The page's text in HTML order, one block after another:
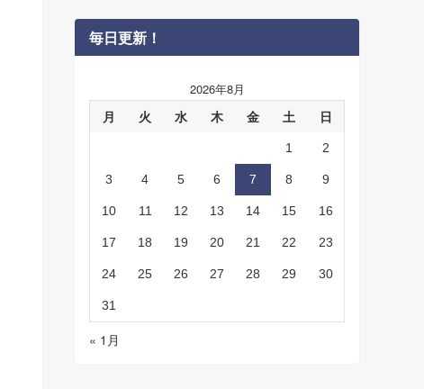
毎日更新！
2026年8月
月 火 水 木 金 土 日
1 2
3 4 5 6 7 8 9
10 11 12 13 14 15 16
17 18 19 20 21 22 23
24 25 26 27 28 29 30
31
« 1月